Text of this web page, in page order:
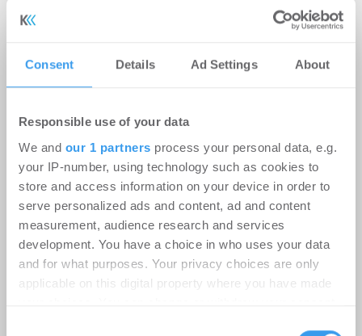
Consent Details Ad Settings About
Responsible use of your data
We and our 1 partners process your personal data, e.g.
your IP-number, using technology such as cookies to
store and access information on your device in order to
serve personalized ads and content, ad and content
measurement, audience research and services
development. You have a choice in who uses your data
and for what purposes. Your privacy choices are only
applicable on this digital property where you have made
Ginkgo gründet Joint Venture mit
ALP.X zur Entwicklung des
Münchener GUTE UTA Quartiers